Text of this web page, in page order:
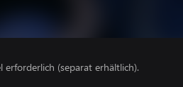
erforderlich (separat erhältlich).